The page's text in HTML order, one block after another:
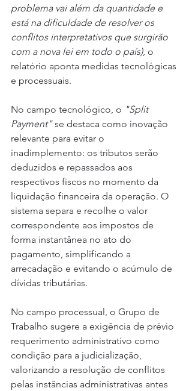
problema vai além da quantidade e
está na dificuldade de resolver os
conflitos interpretativos que surgirão
com a nova lei em todo o país), o
relatório aponta medidas tecnológicas
e processuais.
No campo tecnológico, o "Split
Payment" se destaca como inovação
relevante para evitar o
inadimplemento: os tributos serão
deduzidos e repassados aos
respectivos fiscos no momento da
liquidação financeira da operação. O
sistema separa e recolhe o valor
correspondente aos impostos de
forma instantânea no ato do
pagamento, simplificando a
arrecadação e evitando o acúmulo de
dívidas tributárias.
No campo processual, o Grupo de
Trabalho sugere a exigência de prévio
requerimento administrativo como
condição para a judicialização,
valorizando a resolução de conflitos
pelas instâncias administrativas antes